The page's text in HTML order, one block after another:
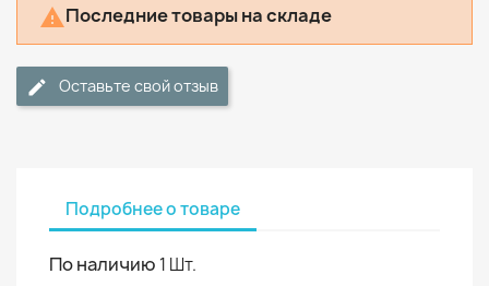
Последние товары на складе
Оставьте свой отзыв
Подробнее о товаре
По наличию 1 Шт.